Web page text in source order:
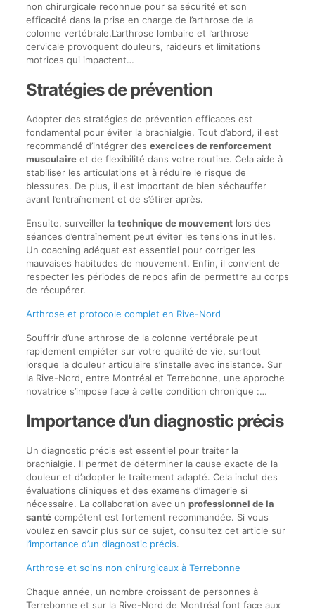
non chirurgicale reconnue pour sa sécurité et son
efficacité dans la prise en charge de l’arthrose de la
colonne vertébrale.L’arthrose lombaire et l’arthrose
cervicale provoquent douleurs, raideurs et limitations
motrices qui impactent…
Stratégies de prévention
Adopter des stratégies de prévention efficaces est
fondamental pour éviter la brachialgie. Tout d’abord, il est
recommandé d’intégrer des exercices de renforcement
musculaireet de flexibilité dans votre routine. Cela aide à
stabiliser les articulations et à réduire le risque de
blessures. De plus, il est important de bien s’échauffer
avant l’entraînement et de s’étirer après.
Ensuite, surveiller la technique de mouvementlors des
séances d’entraînement peut éviter les tensions inutiles.
Un coaching adéquat est essentiel pour corriger les
mauvaises habitudes de mouvement. Enfin, il convient de
respecter les périodes de repos afin de permettre au corps
de récupérer.
Arthrose et protocole complet en Rive-Nord
Souffrir d’une arthrose de la colonne vertébrale peut
rapidement empiéter sur votre qualité de vie, surtout
lorsque la douleur articulaire s’installe avec insistance. Sur
la Rive-Nord, entre Montréal et Terrebonne, une approche
novatrice s’impose face à cette condition chronique :…
Importance d’un diagnostic précis
Un diagnostic précis est essentiel pour traiter la
brachialgie. Il permet de déterminer la cause exacte de la
douleur et d’adopter le traitement adapté. Cela inclut des
évaluations cliniques et des examens d’imagerie si
nécessaire. La collaboration avec un professionnel de la
santécompétent est fortement recommandée. Si vous
voulez en savoir plus sur ce sujet, consultez cet article sur
l’importance d’un diagnostic précis.
Arthrose et soins non chirurgicaux à Terrebonne
Chaque année, un nombre croissant de personnes à
Terrebonne et sur la Rive-Nord de Montréal font face aux